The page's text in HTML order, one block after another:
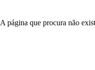
A página que procura não